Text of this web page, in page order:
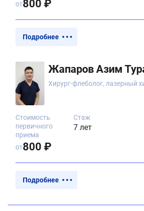
от800 ₽
Подробнее
Жапаров Азим
Хирург-флеболог, лазерный
Стаж
7 лет
Стоимость
первичного
приема
от800 ₽
Подробнее